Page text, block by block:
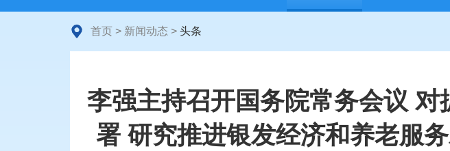
首页 > 新闻动态 > 头条
李强主持召开国务院常务会议
署 研究推进银发经济和养老服